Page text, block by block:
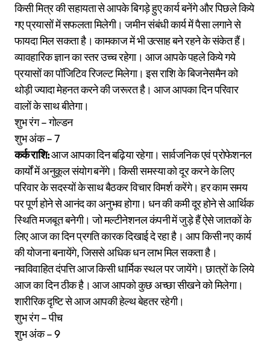
किसी मित्र की सहायता से आपके बिगड़े हुए कार्य बनेंगे और पिछले किये
गए प्रयासों में सफलता मिलेगी। जमीन संबंधी कार्य में पैसा लगाने से
फायदा मिल सकता है। कामकाज में भी उत्साह बने रहने के संकेत हैं।
व्यावहारिक ज्ञान का स्तर उच्च रहेगा। आज आपके पहले किये गये
प्रयासों का पॉजिटिव रिजल्ट मिलेगा। इस राशि के बिजनेसमैन को
थोड़ी ज्यादा मेहनत करने की जरूरत है। आज आपका दिन परिवार
वालों के साथ बीतेगा।
शुभ रंग – गोल्डन
शुभ अंक – 7
कर्क राशि:आज आपका दिन बढ़िया रहेगा। सार्वजनिक एवं प्रोफेशनल
कार्यों में अनुकूल संयोग बनेंगे। किसी समस्या को दूर करने के लिए
परिवार के सदस्यों के साथ बैठकर विचार विमर्श करेंगे। हर काम समय
पर पूर्ण होने से आनंद का अनुभव होगा। धन की कमी दूर होने से आर्थिक
स्थिति मजबूत बनेगी। जो मल्टीनेशनल कंपनी में जुड़े हैं ऐसे जातकों के
लिए आज का दिन प्रगति कारक दिखाई दे रहा है। आप किसी नए कार्य
की योजना बनायेंगे, जिससे अधिक धन लाभ मिल सकता है।
नवविवाहित दंपत्ति आज किसी धार्मिक स्थल पर जायेंगे। छात्रों के लिये
आज का दिन ठीक है। आज आपको कुछ अच्छा सीखने को मिलेगा।
शारीरिक दृष्टि से आज आपकी हेल्थ बेहतर रहेगी।
शुभ रंग – पीच
शुभ अंक – 9